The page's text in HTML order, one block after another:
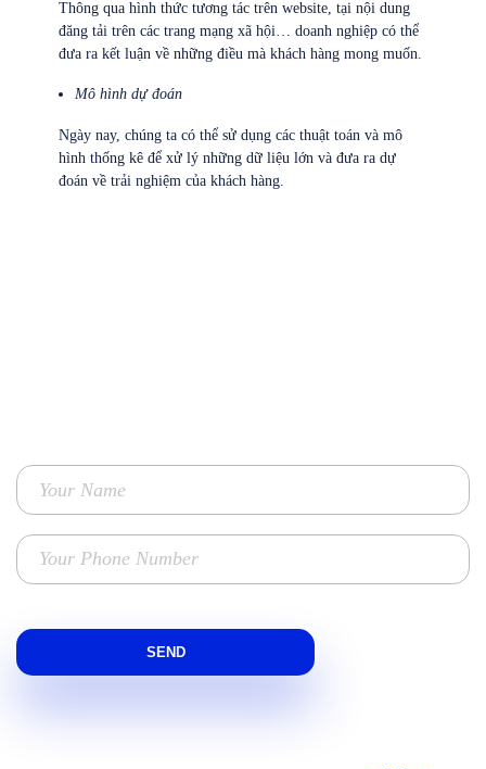
Thông qua hình thức tương tác trên website, tại nội dung
đăng tải trên các trang mạng xã hội… doanh nghiệp có thể
đưa ra kết luận về những điều mà khách hàng mong muốn.
Mô hình dự đoán
Ngày nay, chúng ta có thể sử dụng các thuật toán và mô
hình thống kê để xử lý những dữ liệu lớn và đưa ra dự
đoán về trải nghiệm của khách hàng.